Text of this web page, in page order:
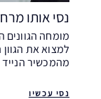
נסי אותו
למצוא את הגוון
מהמכשיר
נסי עכשיו